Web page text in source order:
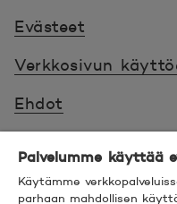
Evästeet
Verkkosivun
Ehdot
Saavutettavuus
Palvelumme käyttää
Käytämme
parhaan mahdollisen